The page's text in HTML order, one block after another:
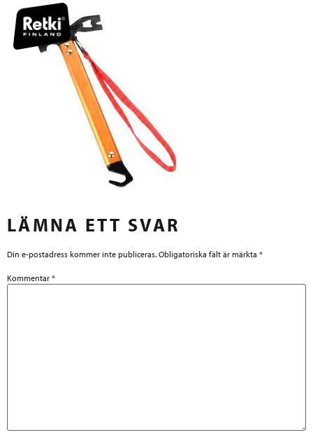
LÄMNA ETT SVAR
Din e-postadress kommer inte publiceras. Obligatoriska fält är märkta *
Kommentar *